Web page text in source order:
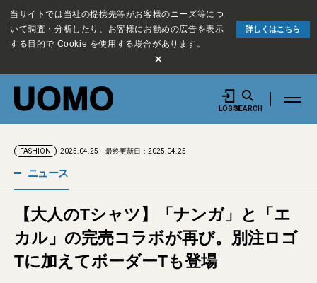
当サイトでは当社の提携先等がお客様のニーズ等につ
いて調査・分析したり、お客様にお勧めの広告を表示
する目的で Cookie を使用する場合があります。
詳しくはこちら
×
LOGINSEARCH
FASHION 2025.04.25 最終更新日：2025.04.25
ニュース
【大人のTシャツ】「ナンガ」と「エ
カル」の完売コラボが再び。別注ロゴ
Tに加えてボーダーTも登場